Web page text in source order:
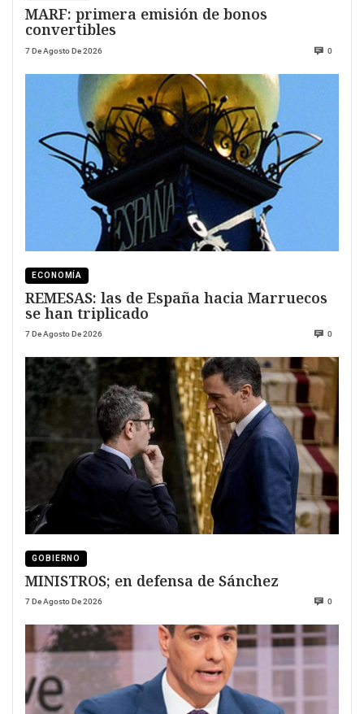
MARF: primera emisión de bonos
convertibles
7 De Agosto De 2026 0
ECONOMÍA
REMESAS: las de España hacia Marruecos
se han triplicado
7 De Agosto De 2026 0
GOBIERNO
MINISTROS; en defensa de Sánchez
7 De Agosto De 2026 0